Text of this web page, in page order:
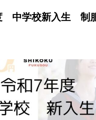
中学校新入生 制